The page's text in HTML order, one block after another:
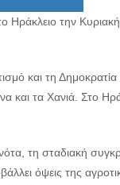
Ηράκλειο την
και τη Δημοκρατία
και τα Χανιά. Στο
τη σταδιακή
όψεις της